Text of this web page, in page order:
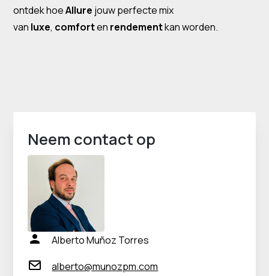
ontdek hoeAllure jouw perfecte mix
van luxe, comforten rendementkan worden.
Neem contact op
Alberto Muñoz Torres
alberto@munozpm.com